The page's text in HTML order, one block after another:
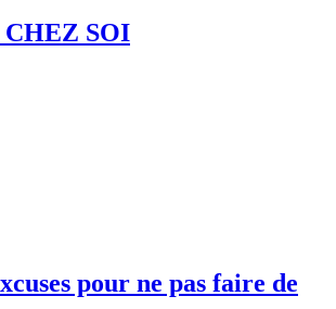
SOI
pour ne pas faire de